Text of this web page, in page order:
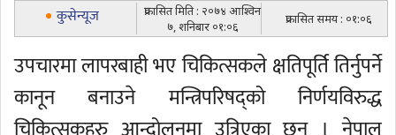
कुसेन्यूज
प्रकासित मिति : २०७४ आश्विन
७, शनिबार ०१:०६
प्रकासित समय : ०१:०६
उपचारमा लापरबाही भए चिकित्सकले क्षतिपूर्ति तिर्नुपर्ने
कानून बनाउने मन्त्रिपरिषद्को निर्णयविरुद्ध